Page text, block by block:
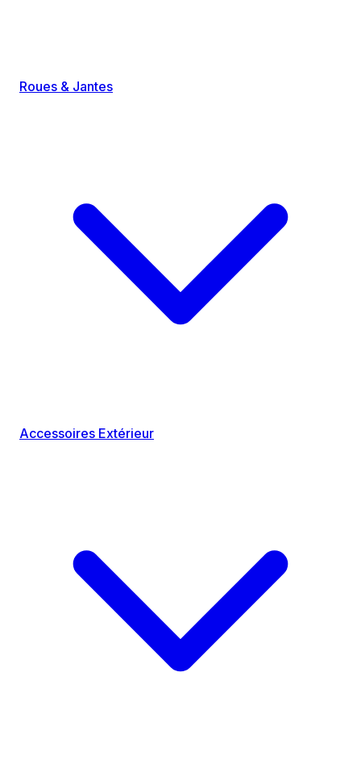
Roues & Jantes
Accessoires Extérieur